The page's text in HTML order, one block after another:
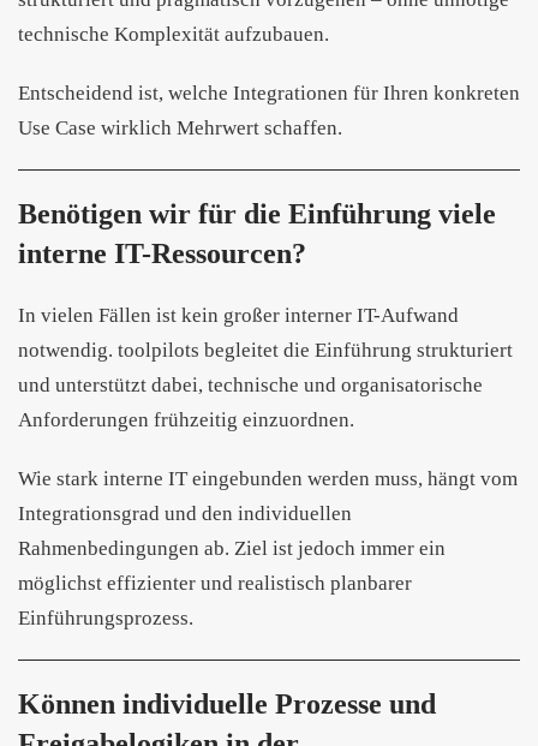
technische Komplexität aufzubauen.
Entscheidend ist, welche Integrationen für Ihren konkreten
Use Case wirklich Mehrwert schaffen.
Benötigen wir für die Einführung viele
interne IT-Ressourcen?
In vielen Fällen ist kein großer interner IT-Aufwand
notwendig. toolpilots begleitet die Einführung strukturiert
und unterstützt dabei, technische und organisatorische
Anforderungen frühzeitig einzuordnen.
Wie stark interne IT eingebunden werden muss, hängt vom
Integrationsgrad und den individuellen
Rahmenbedingungen ab. Ziel ist jedoch immer ein
möglichst effizienter und realistisch planbarer
Einführungsprozess.
Können individuelle Prozesse und